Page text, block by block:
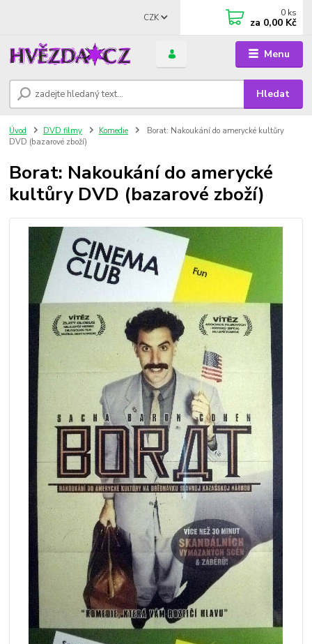
Menu
CZK
Hledat
0 ks
za 0,00 Kč
Úvod DVD filmy Komedie
Borat: Nakoukání do amerycké kultůry
DVD (bazarové zboží)
Borat: Nakoukání do amerycké
kultůry DVD (bazarové zboží)